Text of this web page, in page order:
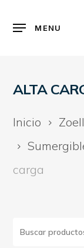
MENU
ALTA
Inicio
carga
POR:
Menu